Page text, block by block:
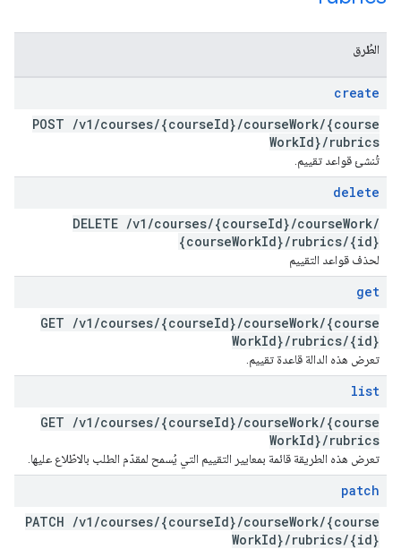
الطُرق
create
POST /v1 /courses/{courseId}/courseWork/{course
WorkId}/rubrics
تُنشئ قواعد تقييم.
delete
DELETE /v1 /courses/{courseId}/courseWork/
{courseWorkId}/rubrics/{id}
لحذف قواعد التقييم
get
GET /v1 /courses/{courseId}/courseWork/{course
WorkId}/rubrics/{id}
تعرض هذه الدالة قاعدة تقييم.
list
GET /v1 /courses/{courseId}/courseWork/{course
WorkId}/rubrics
تعرض هذه الطريقة قائمة بمعايير التقييم التي يُسمح لمقدّم الطلب بالاطّلاع عليها.
patch
PATCH /v1 /courses/{courseId}/courseWork/{course
WorkId}/rubrics/{id}